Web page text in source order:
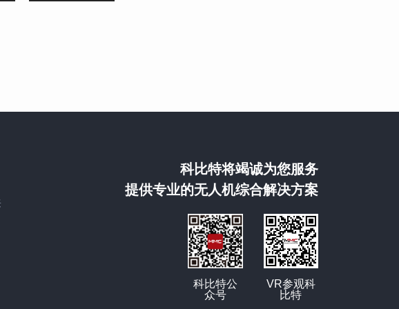
科比特将竭诚为您服务
提供专业的无人机综合解决方案
科比特公
众号
VR参观科
比特